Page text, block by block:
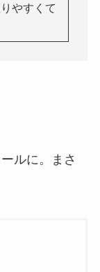
やすくて
ルに。まさ